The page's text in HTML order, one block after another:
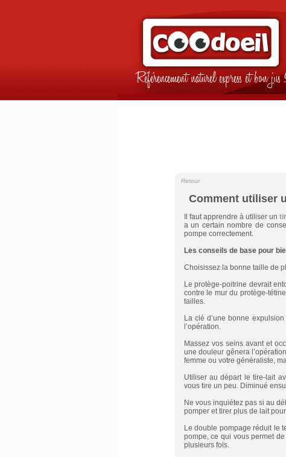
Référencement naturel express et bon
Comment utiliser
Retour
Il faut apprendre à utiliser un
a un certain nombre de
pompe correctement.
Les conseils de base pour
Choisissez la bonne taille de
Le protège-poitrine devrait
contre le mur du protège-
tailles.
La clé d’une bonne
l’opération.
Massez vos seins avant et
une douleur gênera
femme ou votre généraliste,
Utiliser au départ le tire-lait
vous tire un peu. Diminué
Ne vous inquiétez pas si au
pomper et tirer plus de lait
Le double pompage réduit le
pompe, ce qui vous permet
plusieurs fois.